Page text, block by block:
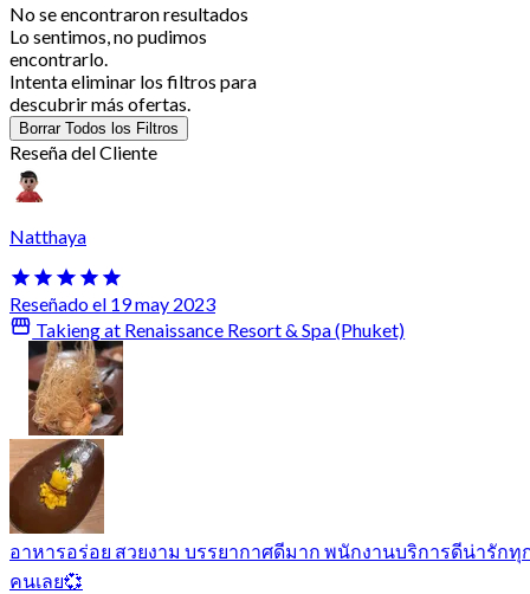
No se encontraron resultados
Lo sentimos, no pudimos
encontrarlo.
Intenta eliminar los filtros para
descubrir más ofertas.
Borrar Todos los Filtros
Reseña del Cliente
Natthaya
Reseñado el 19 may 2023
Takieng at Renaissance Resort & Spa (Phuket)
อาหารอร่อย สวยงาม บรรยากาศดีมาก พนักงานบริการดีน่ารักทุ
คนเลย💞